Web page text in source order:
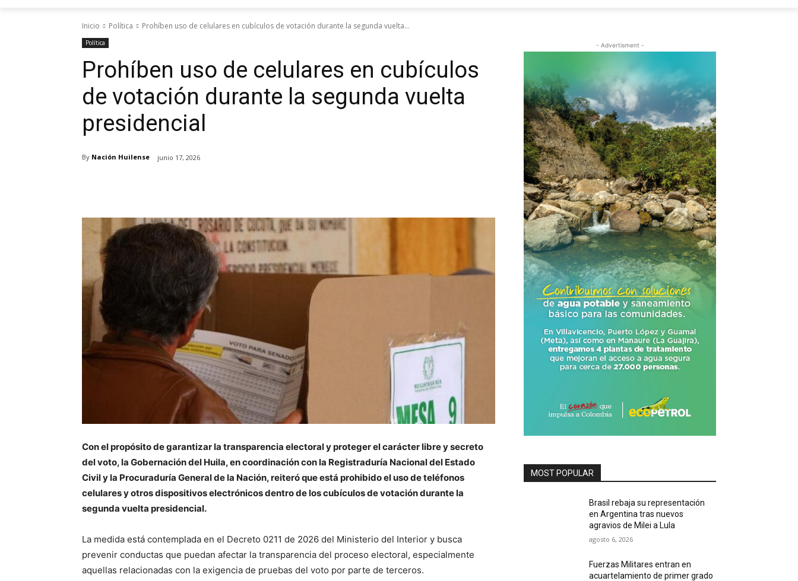
Inicio Política Prohíben uso de celulares en cubículos de votación durante la segunda vuelta...
Política
Prohíben uso de celulares en cubículos
de votación durante la segunda vuelta
presidencial
By Nación Huilense junio 17, 2026
Con el propósito de garantizar la transparencia electoral y proteger el carácter libre y secreto
del voto, la Gobernación del Huila, en coordinación con la Registraduría Nacional del Estado
Civil y la Procuraduría General de la Nación, reiteró que está prohibido el uso de teléfonos
celulares y otros dispositivos electrónicos dentro de los cubículos de votación durante la
segunda vuelta presidencial.
La medida está contemplada en el Decreto 0211 de 2026 del Ministerio del Interior y busca
prevenir conductas que puedan afectar la transparencia del proceso electoral, especialmente
aquellas relacionadas con la exigencia de pruebas del voto por parte de terceros.
- Advertisment -
MOST POPULAR
Brasil rebaja su representación
en Argentina tras nuevos
agravios de Milei a Lula
agosto 6, 2026
Fuerzas Militares entran en
acuartelamiento de primer grado